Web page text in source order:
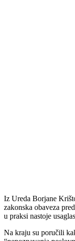
Iz Ureda Borjane
zakonska obaveza
u praksi nastoje
Na kraju su poručili